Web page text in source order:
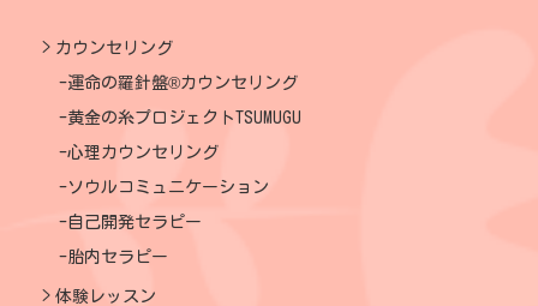
カウンセリング
運命の羅針盤®カウンセリング
黄金の糸プロジェクトTSUMUGU
心理カウンセリング
ソウルコミュニケーション
自己開発セラピー
胎内セラピー
体験レッスン